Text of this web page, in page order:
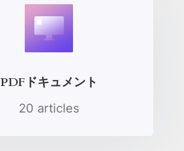
PDFドキュメント
20 articles